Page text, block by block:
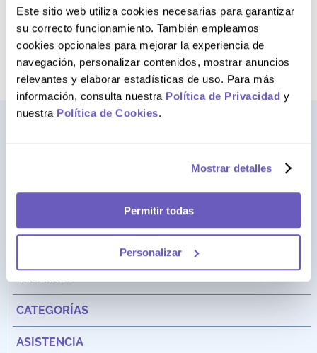
Este sitio web utiliza cookies necesarias para garantizar
su correcto funcionamiento. También empleamos
cookies opcionales para mejorar la experiencia de
navegación, personalizar contenidos, mostrar anuncios
relevantes y elaborar estadísticas de uso. Para más
información, consulta nuestra Política de Privacidad y
nuestra Política de Cookies.
Mostrar detalles
Permitir todas
Personalizar
búsqueda
Intenta buscar sinónimos del
término deseado
Av. Santa Cecilia Nro. 265 Ate - Lima, Perú
FARMAGO
CATEGORÍAS
ASISTENCIA